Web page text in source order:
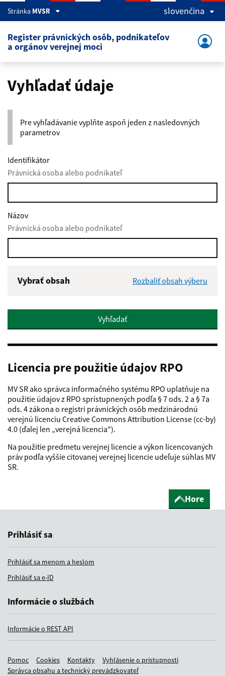
Stránka MVSR slovenčina
Register právnických osôb, podnikateľov
a orgánov verejnej moci
Vyhľadať údaje
Pre vyhľadávanie vyplňte aspoň jeden z nasledovných
parametrov
Identifikátor
Právnická osoba alebo podnikateľ
Názov
Právnická osoba alebo podnikateľ
Vybrať obsah Rozbaliť obsah výberu
Vyhľadať
Licencia pre použitie údajov RPO
MV SR ako správca informačného systému RPO uplatňuje na
použitie údajov z RPO sprístupnených podľa § 7 ods. 2 a § 7a
ods. 4 zákona o registri právnických osôb medzinárodnú
verejnú licenciu Creative Commons Attribution License (cc-by)
4.0 (ďalej len „verejná licencia").
Na použitie predmetu verejnej licencie a výkon licencovaných
práv podľa vyššie citovanej verejnej licencie udeľuje súhlas MV
SR.
Hore
Prihlásiť sa
Prihlásiť sa menom a heslom
Prihlásiť sa e-ID
Informácie o službách
Informácie o REST API
Pomoc Cookies Kontakty
Vyhlásenie o prístupnosti
Správca obsahu a technický prevádzkovateľ